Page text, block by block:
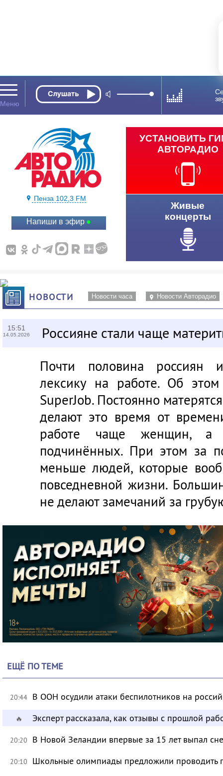
Пенза 102,3 FM
Напиши в эфир
УСТАНОВИТЬ
АВТОРАДИО
Живые
концерты
НОВОСТИ Новости часа Новости Авторадио
15:51
14.05.2026 Россияне стали чаще
Почти половина россиян
лексику на работе. Об
SuperJob. Постоянно
делают это время от
работе чаще женщин, а
подчинённых. При этом за
меньше людей, которые
повседневной жизни.
не делают замечаний за
ЕЩЁ ПО ТЕМЕ
20:44 В ООН осудили атаки беспилотников на
🔥 Эксперт рассказала, как отзывы с прошлой
20:20 В Новой Зеландии впервые за 15 лет выпал
20:10 Школьные олимпиады предложили проводить